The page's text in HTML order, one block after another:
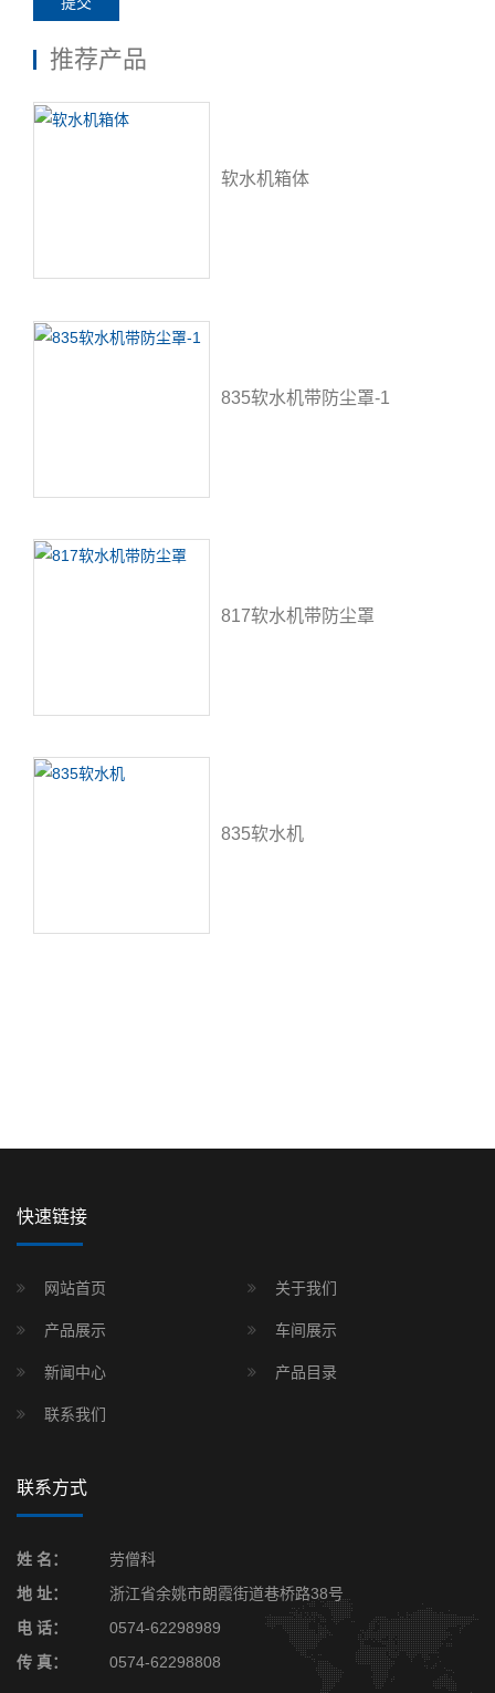
推荐产品
软水机箱体
835软水机带防尘罩-1
817软水机带防尘罩
835软水机
快速链接
网站首页 关于我们
产品展示 车间展示
新闻中心 产品目录
联系我们
联系方式
姓 名：
劳僧科
地 址：
浙江省余姚市朗霞街道巷桥路38号
电 话：
0574-62298989
传 真：
0574-62298808